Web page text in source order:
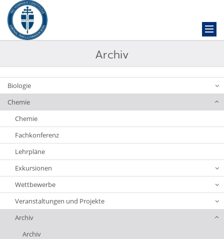
Archiv
Biologie
Chemie
Chemie
Fachkonferenz
Lehrpläne
Exkursionen
Wettbewerbe
Veranstaltungen und Projekte
Archiv
Archiv